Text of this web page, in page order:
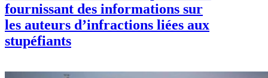
fournissant des informations sur
les auteurs d’infractions liées aux
stupéfiants